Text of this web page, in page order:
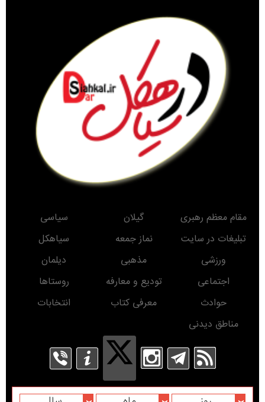
مقام معظم رهبری گیلان
سیاسی
تبلیغات در سایت
نماز جمعه
سیاهکل
ورزشی
مذهبی
دیلمان
اجتماعی
تودیع و معارفه
روستاها
حوادث
معرفی کتاب
انتخابات
مناطق دیدنی